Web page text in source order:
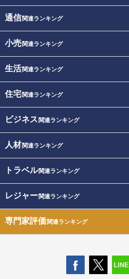
通信関連ランキング
小売関連ランキング
生活関連ランキング
住宅関連ランキング
ビジネス 関連ランキング
人材関連ランキング
トラベル関連ランキング
レジャー関連ランキング
専門家評価関連ランキング